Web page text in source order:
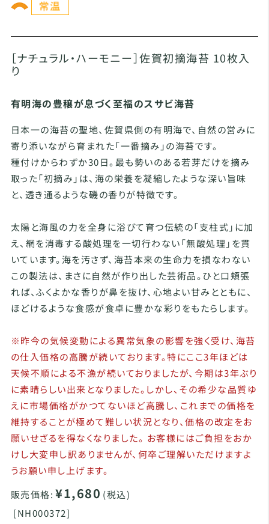
［ナチュラル・ハーモニー］佐賀初摘海苔 10枚入
り
有明海の豊穣が息づく至福のスサビ海苔
日本一の海苔の聖地、佐賀県側の有明海で、自然の営みに
寄り添いながら育まれた「一番摘み」の海苔です。
種付けからわずか30日。最も勢いのある若芽だけを摘み
取った「初摘み」は、海の栄養を凝縮したような深い旨味
と、透き通るような磯の香りが特徴です。
太陽と海風の力を全身に浴びて育つ伝統の「支柱式」に加
え、網を消毒する酸処理を一切行わない「無酸処理」を貫
いています。海を汚さず、海苔本来の生命力を損なわない
この製法は、まさに自然が作り出した芸術品。ひと口頬張
れば、ふくよかな香りが鼻を抜け、心地よい甘みとともに、
ほどけるような食感が食卓に豊かな彩りをもたらします。
※昨今の気候変動による異常気象の影響を強く受け、海苔
の仕入価格の高騰が続いております。特にここ3年ほどは
天候不順による不漁が続いておりましたが、今期は3年ぶり
に素晴らしい出来となりました。しかし、その希少な品質ゆ
えに市場価格がかつてないほど高騰し、これまでの価格を
維持することが極めて難しい状況となり、価格の改定をお
願いせざるを得なくなりました。 お客様にはご負担をおか
けし大変申し訳ありませんが、何卒ご理解いただけますよ
うお願い申し上げます。
販売価格: ¥1,680 (税込)
[NH000372]